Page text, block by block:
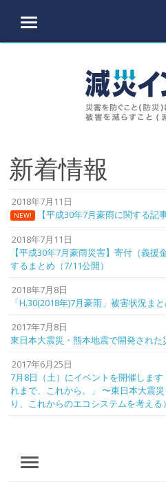
MENU
新着情報
2018年7月11日
NEW! 【平成30年7月豪雨に関する記
2018年7月11日
【平成30年7月豪雨災害】寄付（義
するまとめ（7/11公開）
2018年7月8日
「H.30(2018年)7月豪雨」被害状況ま
2017年7月8日
東日本大震災・熊本地震で開発され
2017年6月25日
7月8日（土）にイベントを開催しま
れまで、これから。」 〜東日本大震
り、これからのエコシステムを考える）
MENU